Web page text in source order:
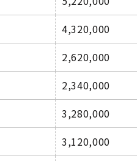
4,320,000
2,620,000
2,340,000
3,280,000
3,120,000